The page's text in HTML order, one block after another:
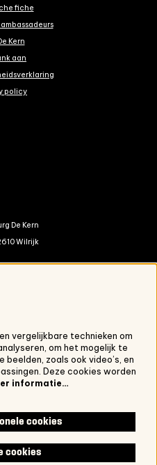
fiche
Kern
aan
policy
De Kern
Wilrijk
Schrijf je in.
ons
vergelijkbare technieken om
om het mogelijk te
zoals ook video’s, en
Deze cookies worden
informatie…
cookies
cookies